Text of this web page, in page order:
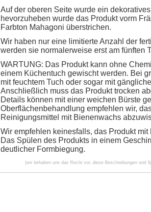
Auf der oberen Seite wurde ein
hevorzuheben wurde das Produkt vorm
Farbton Mahagoni überstrichen.
Wir haben nur eine limitierte Anzahl der
werden sie normalerweise erst am fünften
WARTUNG: Das Produkt kann ohne
einem Küchentuch gewischt werden. Bei
mit feuchtem Tuch oder sogar mit
Anschließlich muss das Produkt trocken
Details können mit einer weichen Bürste
Oberflächenbehandlung empfehlen wir,
Reinigungsmittel mit Bienenwachs
Wir empfehlen keinesfalls, das Produkt
Das Spülen des Produkts in einem
deutlicher Formbiegung.
(wir behalten uns das Recht vor, diese Beschreibungen und